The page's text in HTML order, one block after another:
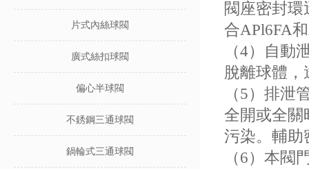
片式內絲球閥
廣式絲扣球閥
偏心半球閥
不銹鋼三通球閥
鍋輪式三通球閥
閥座密封
合APl6FA
（4）自動
脫離球體
（5）排
全開或全關
污染。輔助
（6）本閥